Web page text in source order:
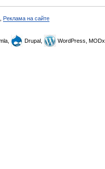
Реклама на сайте
Drupal, WordPress, MODx.